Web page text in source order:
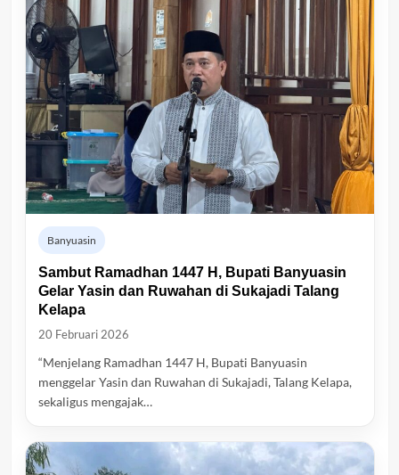
Banyuasin
Sambut Ramadhan 1447 H, Bupati Banyuasin
Gelar Yasin dan Ruwahan di Sukajadi Talang
Kelapa
20 Februari 2026
“Menjelang Ramadhan 1447 H, Bupati Banyuasin
menggelar Yasin dan Ruwahan di Sukajadi, Talang Kelapa,
sekaligus mengajak…